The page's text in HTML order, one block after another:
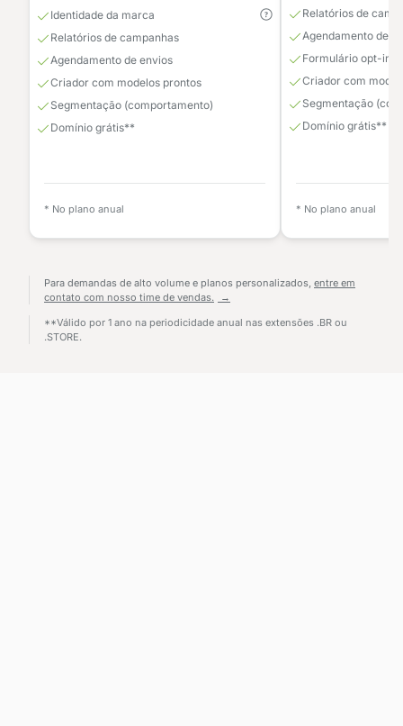
Identidade da marca
Relatórios de campanhas
Agendamento de envios
Criador com modelos prontos
Segmentação (comportamento)
Domínio grátis**
* No plano anual
Relatórios de
Agendamento de
Formulário opt-in
Criador com
Segmentação
Domínio grátis**
* No plano anual
Para demandas de alto volume e planos personalizados, entre em
contato com nosso time de vendas.
**Válido por 1 ano na periodicidade anual nas extensões .BR ou
.STORE.